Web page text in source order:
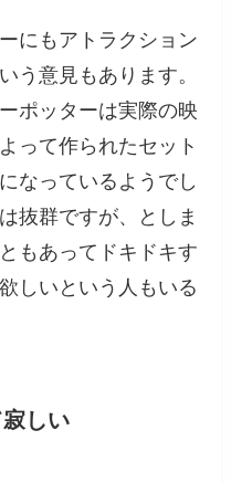
にもアトラクション
う意見もあります。
ポッターは実際の映
って作られたセット
なっているようでし
抜群ですが、としま
もあってドキドキす
しいという人もいる
しい